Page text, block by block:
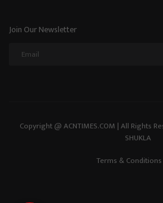
Join Our Newsletter
Copyright @ ACNTIMES.COM | All Rights
SHUKLA
Terms & Conditions